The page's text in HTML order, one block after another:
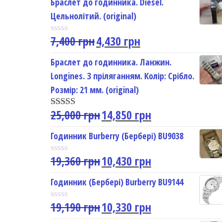
Цельнолітий. (original)
R
t
e
d
0
o
u
t
o
5
7,400грн4,430 грн
Браслет до годинника. Ланжин.
Longines. З пріляганням. Колір: Срібло.
Розмір: 21 мм. (original)
Rated5.00
out of 5
25,000грн14,850 грн
Годинник Burberry (Бербері) BU9038
R
t
e
d
0
o
19,360грн10,430 грн
Годинник (Бербері) Burberry BU9144
R
19,190грн10,330 грн